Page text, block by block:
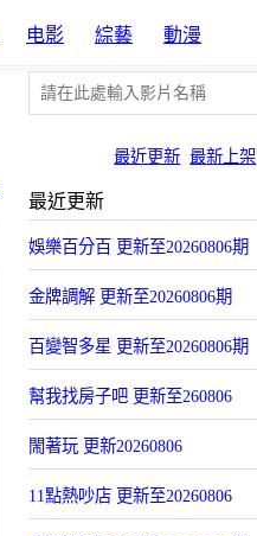
电影 綜藝 動漫
最近更新 最新上架
片源5
FYun
片源7
IKYun
片源12
ZYun
最近更新
娛樂百分百 更新至20260806期
金牌調解 更新至20260806期
百變智多星 更新至20260806期
幫我找房子吧 更新至260806
閙著玩 更新20260806
11點熱吵店 更新至20260806